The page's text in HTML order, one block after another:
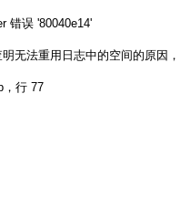
错误 '80040e14'
无法重用日志中的空间的原因
，行 77